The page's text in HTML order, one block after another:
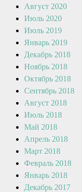
Август 2020
Июль 2020
Июль 2019
Январь 2019
Декабрь 2018
Ноябрь 2018
Октябрь 2018
Сентябрь 2018
Август 2018
Июль 2018
Май 2018
Апрель 2018
Март 2018
Февраль 2018
Январь 2018
Декабрь 2017